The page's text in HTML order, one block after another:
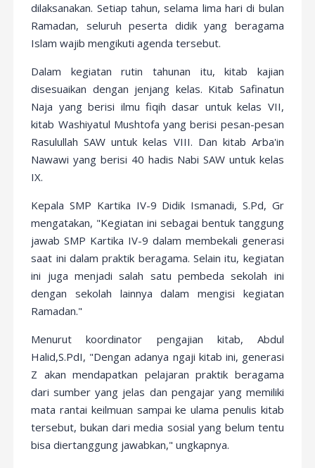
dilaksanakan. Setiap tahun, selama lima hari di bulan
Ramadan, seluruh peserta didik yang beragama
Islam wajib mengikuti agenda tersebut.
Dalam kegiatan rutin tahunan itu, kitab kajian
disesuaikan dengan jenjang kelas. Kitab Safinatun
Naja yang berisi ilmu fiqih dasar untuk kelas VII,
kitab Washiyatul Mushtofa yang berisi pesan-pesan
Rasulullah SAW untuk kelas VIII. Dan kitab Arba'in
Nawawi yang berisi 40 hadis Nabi SAW untuk kelas
IX.
Kepala SMP Kartika IV-9 Didik Ismanadi, S.Pd, Gr
mengatakan, "Kegiatan ini sebagai bentuk tanggung
jawab SMP Kartika IV-9 dalam membekali generasi
saat ini dalam praktik beragama. Selain itu, kegiatan
ini juga menjadi salah satu pembeda sekolah ini
dengan sekolah lainnya dalam mengisi kegiatan
Ramadan."
Menurut koordinator pengajian kitab, Abdul
Halid,S.PdI, "Dengan adanya ngaji kitab ini, generasi
Z akan mendapatkan pelajaran praktik beragama
dari sumber yang jelas dan pengajar yang memiliki
mata rantai keilmuan sampai ke ulama penulis kitab
tersebut, bukan dari media sosial yang belum tentu
bisa diertanggung jawabkan," ungkapnya.